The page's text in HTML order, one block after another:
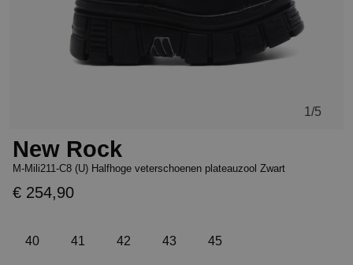
1 /5
New Rock
M-Mili211-C8 (U) Halfhoge veterschoenen plateauzool Zwart
€ 254,90
40 41 42 43 45